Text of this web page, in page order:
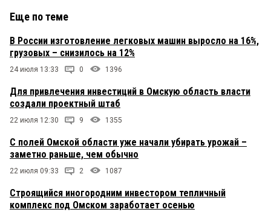
Еще по теме
В России изготовление легковых машин выросло на 16%,
грузовых – снизилось на 12%
24 июля 13:33 0 1396
Для привлечения инвестиций в Омскую область власти
создали проектный штаб
22 июля 12:30 9 1355
С полей Омской области уже начали убирать урожай –
заметно раньше, чем обычно
22 июля 09:33 2 1087
Строящийся иногородним инвестором тепличный
комплекс под Омском заработает осенью